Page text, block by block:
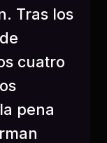
Tras los
cuatro
pena